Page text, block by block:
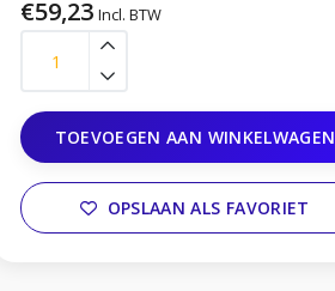
€59,23 Incl. BTW
TOEVOEGEN AAN WINKELWAGEN
OPSLAAN ALS FAVORIET